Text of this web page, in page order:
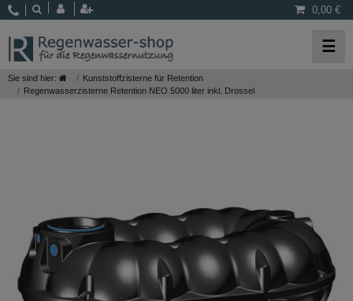
0,00 €
☰
Sie sind hier:
Kunststoffzisterne für Retention
Regenwasserzisterne Retention NEO 5000 liter inkl. Drossel